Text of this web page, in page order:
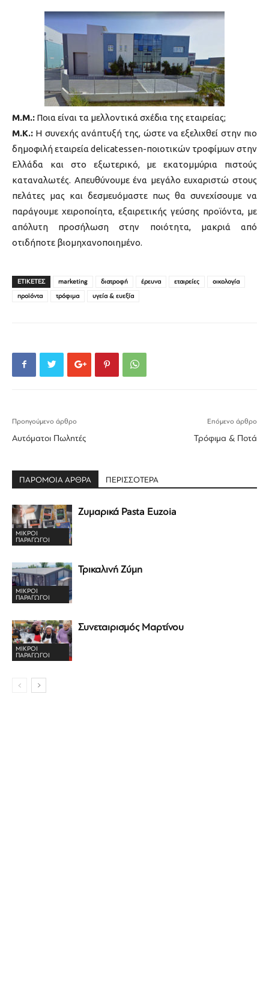
M.M.: Ποια είναι τα μελλοντικά σχέδια της εταιρείας;
Μ.Κ.: Η συνεχής ανάπτυξή της, ώστε να εξελιχθεί στην πιο
δημοφιλή εταιρεία delicatessen-ποιοτικών τροφίμων στην
Ελλάδα και στο εξωτερικό, με εκατομμύρια πιστούς
καταναλωτές. Απευθύνουμε ένα μεγάλο ευχαριστώ στους
πελάτες μας και δεσμευόμαστε πως θα συνεχίσουμε να
παράγουμε χειροποίητα, εξαιρετικής γεύσης προϊόντα, με
απόλυτη προσήλωση στην ποιότητα, μακριά από
οτιδήποτε βιομηχανοποιημένο.
ΕΤΙΚΕΤΕΣ marketing διατροφή έρευνα εταιρείες
οικολογία
προϊόντα
τρόφιμα υγεία & ευεξία
Προηγούμενο άρθρο
Αυτόματοι Πωλητές
Επόμενο άρθρο
Τρόφιμα & Ποτά
ΠΑΡΟΜΟΙΑ ΑΡΘΡΑ ΠΕΡΙΣΣΟΤΕΡΑ
ΜΙΚΡΟΊ
ΠΑΡΑΓΩΓΟΊ
Ζυμαρικά Pasta Euzoia
ΜΙΚΡΟΊ
ΠΑΡΑΓΩΓΟΊ
Τρικαλινή Ζύμη
ΜΙΚΡΟΊ
ΠΑΡΑΓΩΓΟΊ
Συνεταιρισμός Μαρτίνου